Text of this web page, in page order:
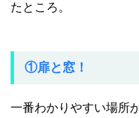
たところ。
①扉と窓！
一番わかりやすい場所